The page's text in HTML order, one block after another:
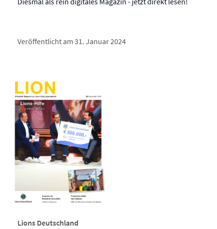
Veröffentlicht am 31. Januar 2024
Lions Deutschland